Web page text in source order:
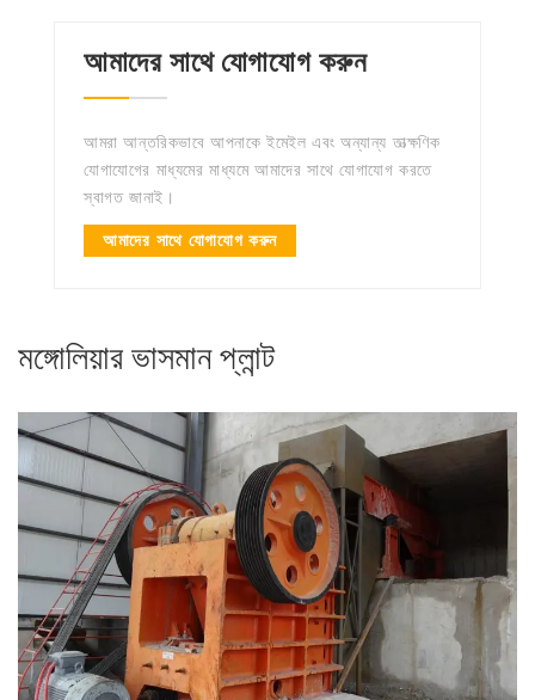
আমাদের সাথে যোগাযোগ করুন
আমরা আন্তরিকভাবে আপনাকে ইমেইল এবং অন্যান্য তাত্ক্ষণিক
যোগাযোগের মাধ্যমের মাধ্যমে আমাদের সাথে যোগাযোগ করতে
স্বাগত জানাই।
আমাদের সাথে যোগাযোগ করুন
মঙ্গোলিয়ার ভাসমান প্লান্ট